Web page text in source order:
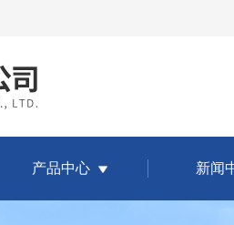
产品中心 新闻